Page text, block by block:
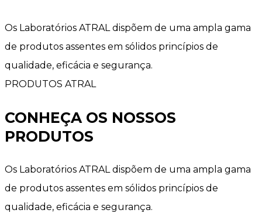
Os Laboratórios ATRAL dispõem de uma ampla gama
de produtos assentes em sólidos princípios de
qualidade, eficácia e segurança.
PRODUTOS ATRAL
CONHEÇA OS NOSSOS
PRODUTOS
Os Laboratórios ATRAL dispõem de uma ampla gama
de produtos assentes em sólidos princípios de
qualidade, eficácia e segurança.